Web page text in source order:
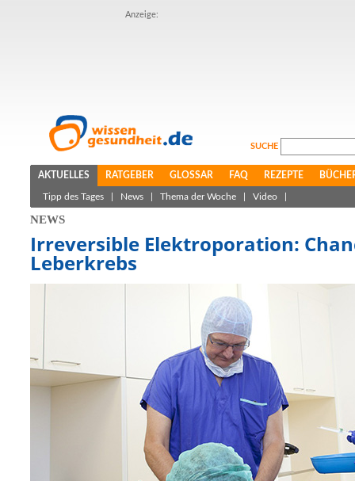
Anzeige:
SUCHE
AKTUELLES RATGEBER GLOSSAR FAQ REZEPTE
Tipp des Tages News Thema der Woche Video
NEWS
Irreversible Elektroporation:
Leberkrebs